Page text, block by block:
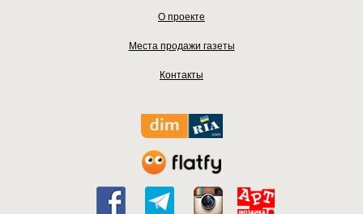
О проекте
Места продажи газеты
Контакты